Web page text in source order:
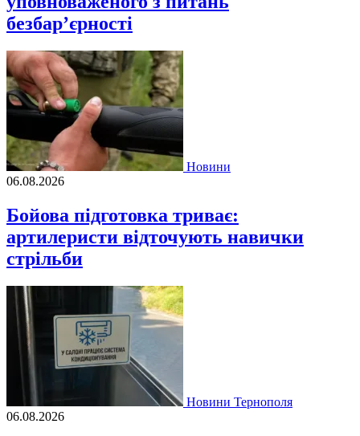
безбар’єрності
Новини
06.08.2026
Бойова підготовка триває:
артилеристи відточують навички
стрільби
Новини Тернополя
06.08.2026